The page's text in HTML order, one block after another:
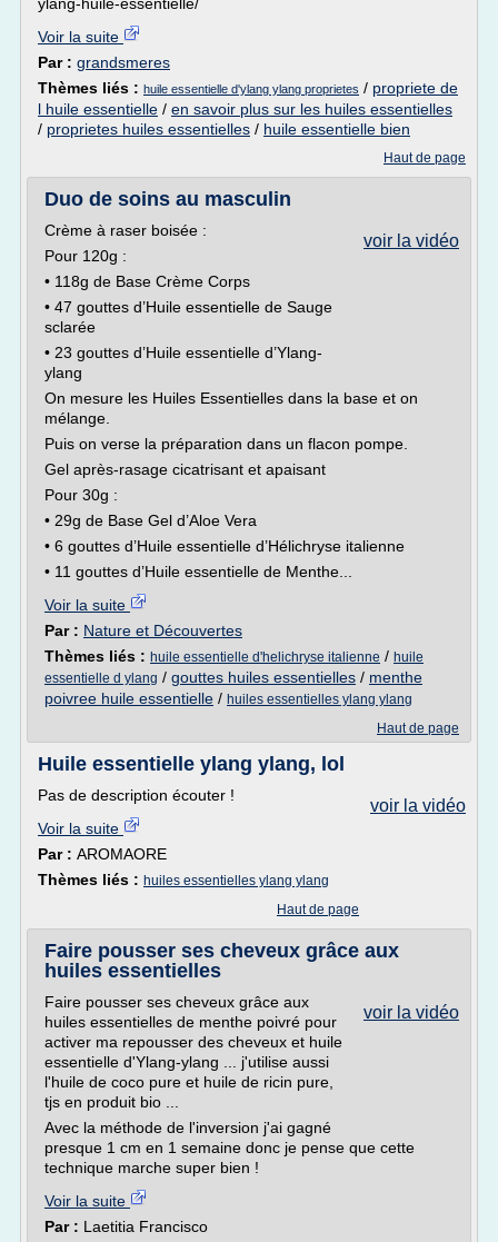
Voir la suite
Par : grandsmeres
Thèmes liés : huile essentielle d'ylang ylang proprietes / propriete de
l huile essentielle / en savoir plus sur les huiles essentielles
/ proprietes huiles essentielles / huile essentielle bien
Haut de page
Duo de soins au masculin
voir la vidéo
Crème à raser boisée :
Pour 120g :
• 118g de Base Crème Corps
• 47 gouttes d’Huile essentielle de Sauge
sclarée
• 23 gouttes d’Huile essentielle d’Ylang-
ylang
On mesure les Huiles Essentielles dans la base et on
mélange.
Puis on verse la préparation dans un flacon pompe.
Gel après-rasage cicatrisant et apaisant
Pour 30g :
• 29g de Base Gel d’Aloe Vera
• 6 gouttes d’Huile essentielle d’Hélichryse italienne
• 11 gouttes d’Huile essentielle de Menthe...
Voir la suite
Par : Nature et Découvertes
Thèmes liés : huile essentielle d'helichryse italienne / huile
essentielle d ylang / gouttes huiles essentielles / menthe
poivree huile essentielle / huiles essentielles ylang ylang
Haut de page
Huile essentielle ylang ylang, lol
voir la vidéo
Pas de description écouter !
Voir la suite
Par : AROMAORE
Thèmes liés : huiles essentielles ylang ylang
Haut de page
Faire pousser ses cheveux grâce aux
huiles essentielles
voir la vidéo
Faire pousser ses cheveux grâce aux
huiles essentielles de menthe poivré pour
activer ma repousser des cheveux et huile
essentielle d'Ylang-ylang ... j'utilise aussi
l'huile de coco pure et huile de ricin pure,
tjs en produit bio ...
Avec la méthode de l'inversion j'ai gagné
presque 1 cm en 1 semaine donc je pense que cette
technique marche super bien !
Voir la suite
Par : Laetitia Francisco